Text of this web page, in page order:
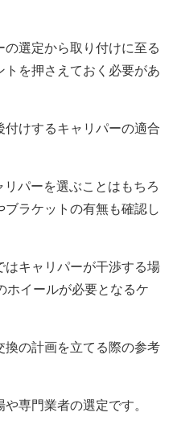
選定から取り付けに至る
トを押さえておく必要があ
付けするキャリパーの適合
パーを選ぶことはもちろ
ラケットの有無も確認し
はキャリパーが干渉する場
ホイールが必要となるケ
換の計画を立てる際の参考
専門業者の選定です。